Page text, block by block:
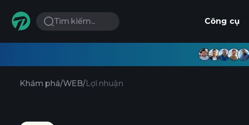
Tìm kiếm... Công cụ
Khám phá/WEB/Lợi nhuận